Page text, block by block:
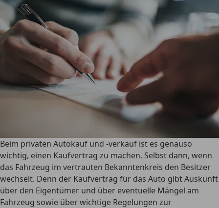
Beim privaten Autokauf und -verkauf ist es genauso
wichtig, einen Kaufvertrag zu machen. Selbst dann, wenn
das Fahrzeug im vertrauten Bekanntenkreis den Besitzer
wechselt. Denn der Kaufvertrag für das Auto gibt Auskunft
über den Eigentümer und über eventuelle Mängel am
Fahrzeug sowie über wichtige Regelungen zur